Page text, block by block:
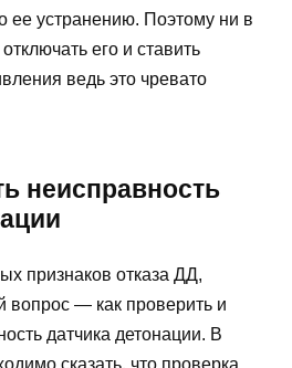
ее устранению. Поэтому ни в
его и ставить
ведь это чревато
неисправность
признаков отказа ДД,
вопрос — как проверить и
датчика детонации. В
сказать, что проверка